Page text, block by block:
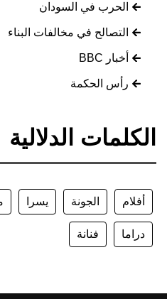
الحرب في السودان
التصالح في مخالفات البناء
أخبار BBC
رأس الحكمة
الكلمات الدلالية
أفلام الجونة يسرا
دراما فنانة